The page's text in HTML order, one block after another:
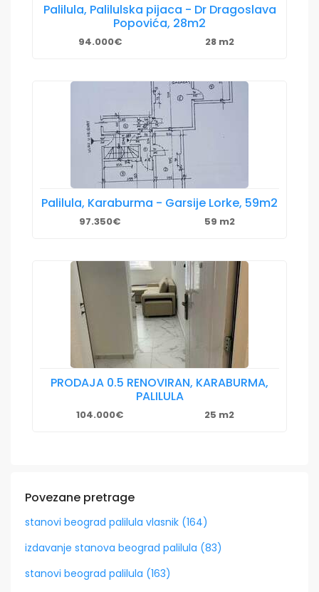
Palilula, Palilulska pijaca - Dr Dragoslava
Popovića, 28m2
94.000€ 28 m2
Palilula, Karaburma - Garsije Lorke, 59m2
97.350€ 59 m2
PRODAJA 0.5 RENOVIRAN, KARABURMA,
PALILULA
104.000€ 25 m2
Povezane pretrage
stanovi beograd palilula vlasnik (164)
izdavanje stanova beograd palilula (83)
stanovi beograd palilula (163)